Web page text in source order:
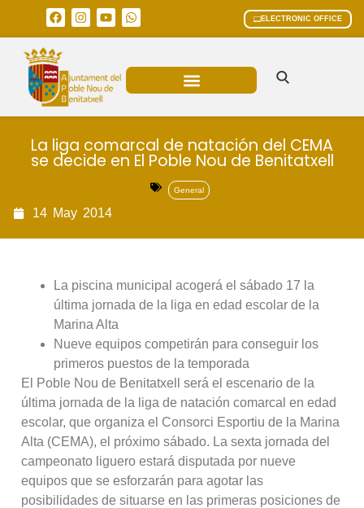
ELECTRONIC OFFICE
La liga comarcal de natación del CEMA
se decide en El Poble Nou de Benitatxell
General
14 May 2014
La piscina municipal acogerá el sábado 17 la
última jornada de la liga en edad escolar de la
Marina Alta
Nueve equipos competirán para conseguir los
primeros puestos de la temporada
El Poble Nou de Benitatxell será el escenario de la
última jornada de la liga de natación comarcal en edad
escolar, que organiza el Consorci Esportiu de la Marina
Alta (CEMA), el próximo sábado. La sexta jornada del
campeonato liguero estará disputada por nueve
equipos que se esforzarán para agotar las
posibilidades de situarse en las primeras posiciones de